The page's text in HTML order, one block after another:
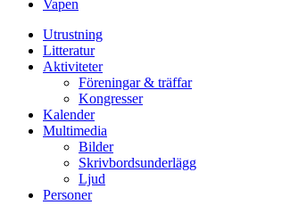
Vapen
Utrustning
Litteratur
Aktiviteter
Föreningar & träffar
Kongresser
Kalender
Multimedia
Bilder
Skrivbordsunderlägg
Ljud
Personer